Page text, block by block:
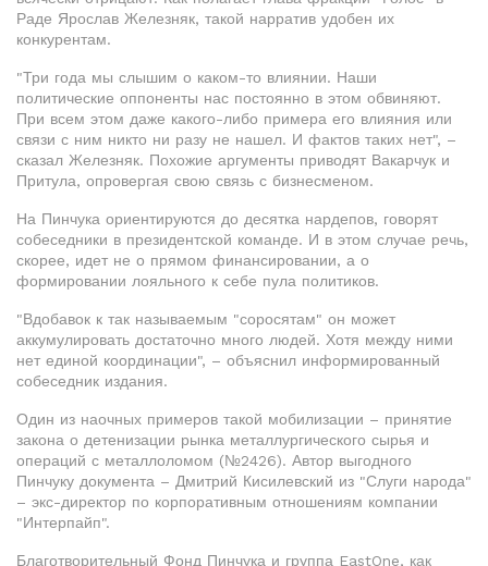
Раде Ярослав Железняк, такой нарратив удобен их
конкурентам.
"Три года мы слышим о каком-то влиянии. Наши
политические оппоненты нас постоянно в этом обвиняют.
При всем этом даже какого-либо примера его влияния или
связи с ним никто ни разу не нашел. И фактов таких нет", –
сказал Железняк. Похожие аргументы приводят Вакарчук и
Притула, опровергая свою связь с бизнесменом.
На Пинчука ориентируются до десятка нардепов, говорят
собеседники в президентской команде. И в этом случае речь,
скорее, идет не о прямом финансировании, а о
формировании лояльного к себе пула политиков.
"Вдобавок к так называемым "соросятам" он может
аккумулировать достаточно много людей. Хотя между ними
нет единой координации", – объяснил информированный
собеседник издания.
Один из наочных примеров такой мобилизации – принятие
закона о детенизации рынка металлургического сырья и
операций с металлоломом (№2426). Автор выгодного
Пинчуку документа – Дмитрий Кисилевский из "Слуги народа"
– экс-директор по корпоративным отношениям компании
"Интерпайп".
Благотворительный Фонд Пинчука и группа EastOne, как